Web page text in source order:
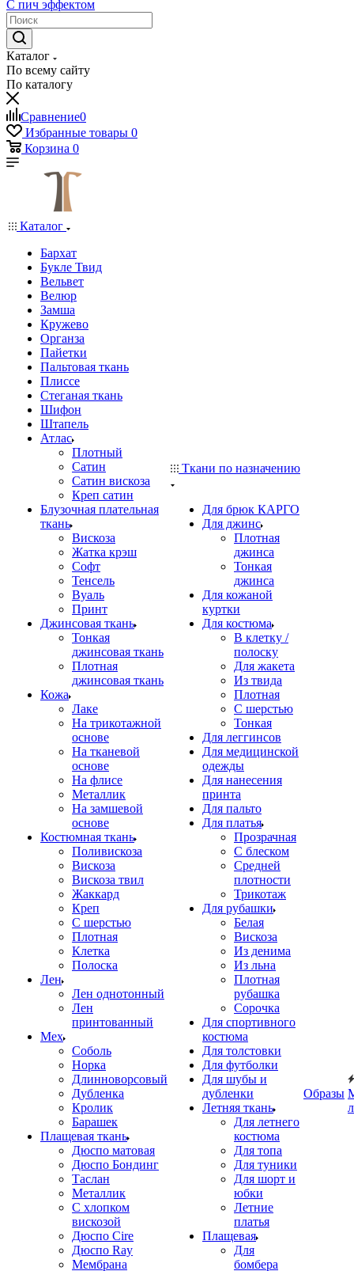
С пич эффектом
Каталог
По всему сайту
По каталогу
Сравнение0
Избранные товары 0
Корзина 0
Каталог
Бархат
Букле Твид
Вельвет
Велюр
Замша
Кружево
Органза
Пайетки
Пальтовая ткань
Плиссе
Стеганая ткань
Шифон
Штапель
Атлас
Плотный
Сатин
Сатин вискоза
Креп сатин
Блузочная плательная
ткань
Вискоза
Жатка крэш
Софт
Тенсель
Вуаль
Принт
Джинсовая ткань
Тонкая
джинсовая ткань
Плотная
джинсовая ткань
Кожа
Лаке
На трикотажной
основе
На тканевой
основе
На флисе
Металлик
На замшевой
основе
Костюмная ткань
Поливискоза
Вискоза
Вискоза твил
Жаккард
Креп
С шерстью
Плотная
Клетка
Полоска
Лен
Лен однотонный
Лен
принтованный
Мех
Соболь
Норка
Длинноворсовый
Дубленка
Кролик
Барашек
Плащевая ткань
Дюспо матовая
Дюспо Бондинг
Таслан
Металлик
С хлопком
вискозой
Дюспо Cire
Дюспо Ray
Мембрана
Ткани по назначению
Для брюк КАРГО
Для джинс
Плотная
джинса
Тонкая
джинса
Для кожаной
куртки
Для костюма
В клетку /
полоску
Для жакета
Из твида
Плотная
С шерстью
Тонкая
Для леггинсов
Для медицинской
одежды
Для нанесения
принта
Для пальто
Для платья
Прозрачная
С блеском
Средней
плотности
Трикотаж
Для рубашки
Белая
Вискоза
Из денима
Из льна
Плотная
рубашка
Сорочка
Для спортивного
костюма
Для толстовки
Для футболки
Для шубы и
дубленки
Летняя ткань
Для летнего
костюма
Для топа
Для туники
Для шорт и
юбки
Летние
платья
Плащевая
Для
бомбера
Образы